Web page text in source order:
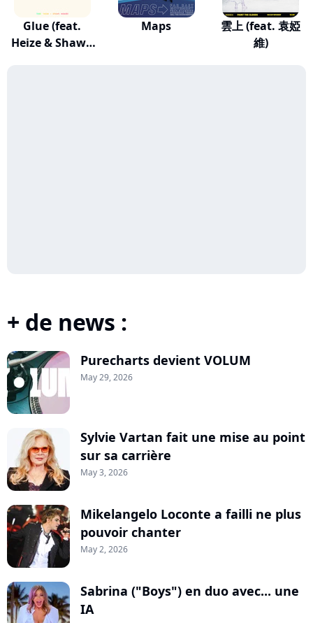
Glue (feat.
Heize & Shawn
Maps
雲上 (feat. 袁婭
維)
+ de news :
Purecharts devient VOLUM
May 29, 2026
Sylvie Vartan fait une mise au point
sur sa carrière
May 3, 2026
Mikelangelo Loconte a failli ne plus
pouvoir chanter
May 2, 2026
Sabrina ("Boys") en duo avec... une
IA